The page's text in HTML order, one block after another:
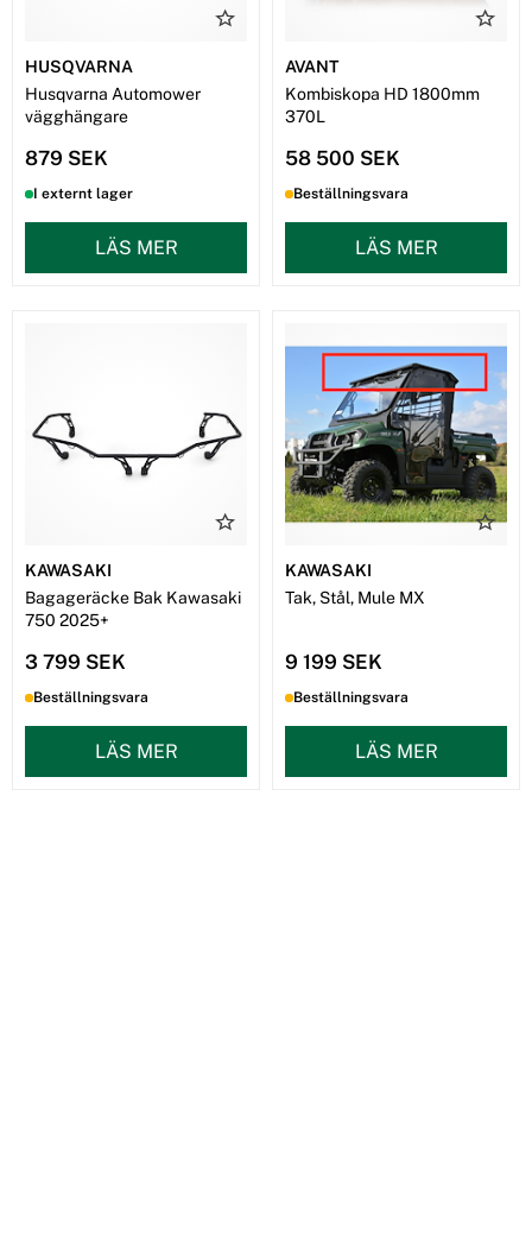
HUSQVARNA
Husqvarna Automower
vägghängare
879 SEK
I externt lager
LÄS MER
AVANT
Kombiskopa HD 1800mm
370L
58 500 SEK
Beställningsvara
LÄS MER
KAWASAKI
Bagageräcke Bak Kawasaki
750 2025+
3 799 SEK
Beställningsvara
LÄS MER
KAWASAKI
Tak, Stål, Mule MX
9 199 SEK
Beställningsvara
LÄS MER